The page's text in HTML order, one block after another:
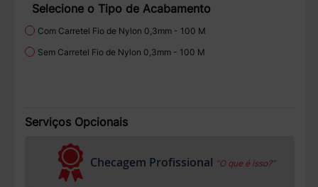
Selecione o Tipo de Acabamento
Com Carretel Fio de Nylon 0,3mm - 100 M
Sem Carretel Fio de Nylon 0,3mm - 100 M
Serviços Opcionais
Checagem Profissional “O que é isso?”